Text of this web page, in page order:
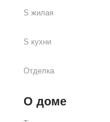
S жилая
S кухни
Отделка
О доме